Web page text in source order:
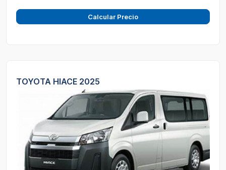
Calcular Precio
TOYOTA HIACE 2025